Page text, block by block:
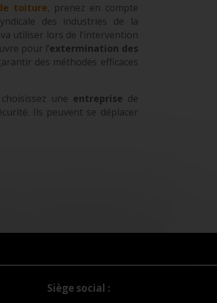
toiture, prenez en compte
des industries de la
utiliser lors de l’intervention
pour l’extermination des
des méthodes efficaces
une entreprise de
Ils peuvent se déplacer
Siège social :